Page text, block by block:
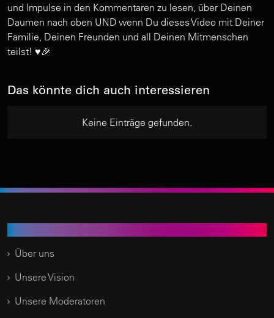
und Impulse in den Kommentaren zu lesen, über Deinen
Daumen nach oben UND wenn Du dieses Video mit Deiner
Familie, Deinen Freunden und all Deinen Mitmenschen
teilst! ♥️🎉
Das könnte dich auch interessieren
Keine Einträge gefunden.
Über uns
Unsere Vision
Unsere Moderatoren